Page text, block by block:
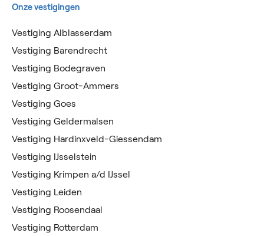
Onze vestigingen
Vestiging Alblasserdam
Vestiging Barendrecht
Vestiging Bodegraven
Vestiging Groot-Ammers
Vestiging Goes
Vestiging Geldermalsen
Vestiging Hardinxveld-Giessendam
Vestiging IJsselstein
Vestiging Krimpen a/d IJssel
Vestiging Leiden
Vestiging Roosendaal
Vestiging Rotterdam